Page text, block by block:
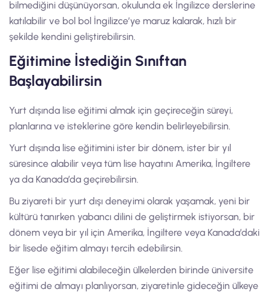
bilmediğini düşünüyorsan, okulunda ek İngilizce derslerine
katılabilir ve bol bol İngilizce’ye maruz kalarak, hızlı bir
şekilde kendini geliştirebilirsin.
Eğitimine İstediğin Sınıftan
Başlayabilirsin
Yurt dışında lise eğitimi almak için geçireceğin süreyi,
planlarına ve isteklerine göre kendin belirleyebilirsin.
Yurt dışında lise eğitimini ister bir dönem, ister bir yıl
süresince alabilir veya tüm lise hayatını Amerika, İngiltere
ya da Kanada’da geçirebilirsin.
Bu ziyareti bir yurt dışı deneyimi olarak yaşamak, yeni bir
kültürü tanırken yabancı dilini de geliştirmek istiyorsan, bir
dönem veya bir yıl için Amerika, İngiltere veya Kanada’daki
bir lisede eğitim almayı tercih edebilirsin.
Eğer lise eğitimi alabileceğin ülkelerden birinde üniversite
eğitimi de almayı planlıyorsan, ziyaretinle gideceğin ülkeye